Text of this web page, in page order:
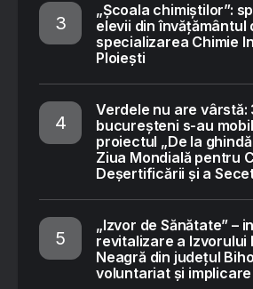
„Școala chimiștilor”:
elevii din învățământul
specializarea Chimie
Ploiești
Verdele nu are vârstă:
bucureșteni s-au
proiectul „De la
Ziua Mondială pentru
Deșertificării și a
„Izvor de Sănătate” –
revitalizare a Izvorului
Neagră din județul
voluntariat și